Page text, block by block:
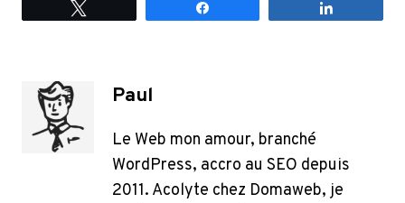
Paul
Le Web mon amour, branché
WordPress, accro au SEO depuis
2011. Acolyte chez Domaweb, je